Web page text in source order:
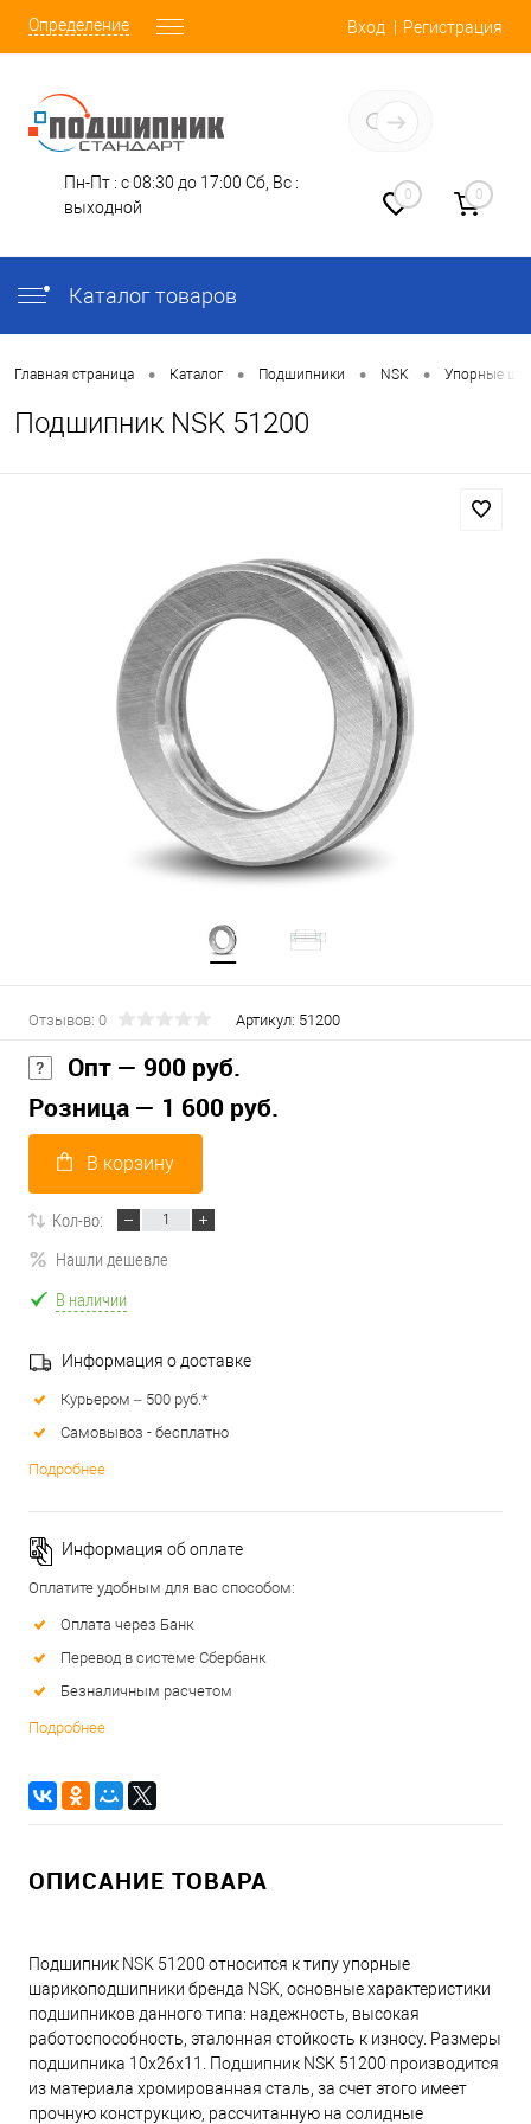
Определение Вход Регистрация
Пн-Пт : с 08:30 до 17:00 Сб, Вс :
выходной
0 0
Каталог товаров
Главная страница • Каталог • Подшипники • NSK • Упорные
Подшипник NSK 51200
Отзывов: 0 Артикул: 51200
Опт — 900 руб.
Розница — 1 600 руб.
В корзину
Кол-во:
Нашли дешевле
В наличии
Информация о доставке
Курьером – 500 руб.*
Самовывоз - бесплатно
Подробнее
Информация об оплате
Оплатите удобным для вас способом:
Оплата через Банк
Перевод в системе Сбербанк
Безналичным расчетом
Подробнее
ОПИСАНИЕ ТОВАРА
Подшипник NSK 51200 относится к типу упорные
шарикоподшипники бренда NSK, основные характеристики
подшипников данного типа: надежность, высокая
работоспособность, эталонная стойкость к износу. Размеры
подшипника 10x26x11. Подшипник NSK 51200 производится
из материала хромированная сталь, за счет этого имеет
прочную конструкцию, рассчитанную на солидные